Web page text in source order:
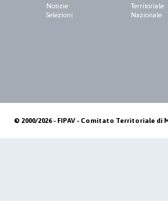
Notizie
Selezioni
Territoriale
Nazionale
© 2000/2026 - FIPAV - Comitato Territoriale di